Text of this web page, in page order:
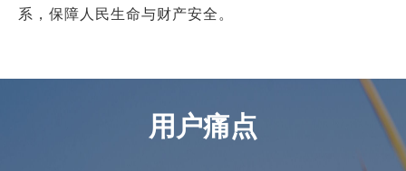
精准农业
系，保障人民生命与财产安全。
用户痛点